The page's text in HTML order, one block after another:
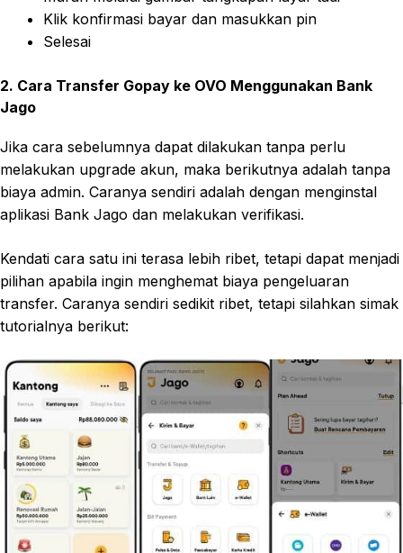
Klik konfirmasi bayar dan masukkan pin
Selesai
2. Cara Transfer Gopay ke OVO Menggunakan Bank
Jago
Jika cara sebelumnya dapat dilakukan tanpa perlu
melakukan upgrade akun, maka berikutnya adalah tanpa
biaya admin. Caranya sendiri adalah dengan menginstal
aplikasi Bank Jago dan melakukan verifikasi.
Kendati cara satu ini terasa lebih ribet, tetapi dapat menjadi
pilihan apabila ingin menghemat biaya pengeluaran
transfer. Caranya sendiri sedikit ribet, tetapi silahkan simak
tutorialnya berikut: